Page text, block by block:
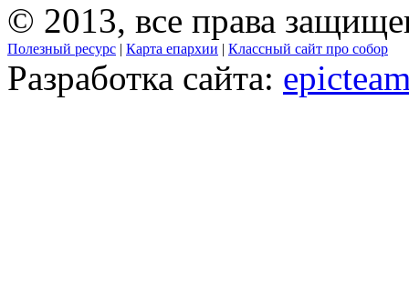
© 2013, все права
Полезный ресурс | Карта епархии | Классный сайт про собор
Разработка сайта: